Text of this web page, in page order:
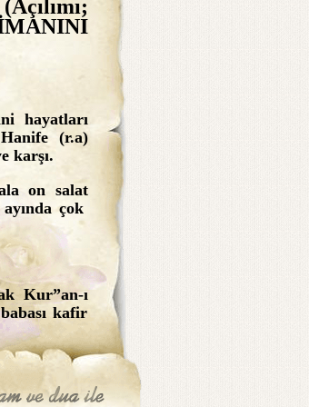
İMANINI
hayatları
(r.a)
karşı.
on salat
çok
Kur”an-ı
kafir
deftere
gece
teala”nın